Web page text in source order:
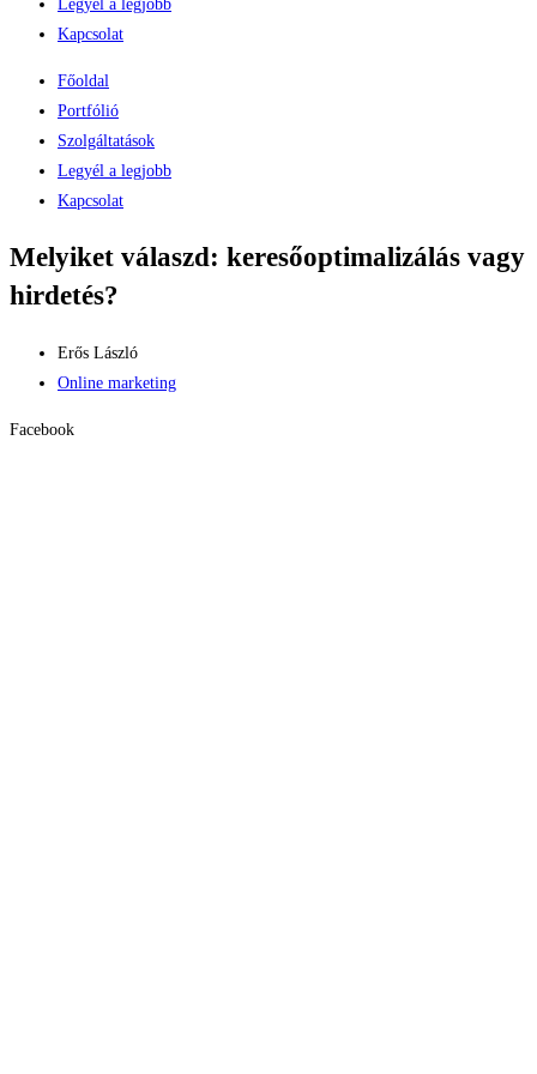
Legyél a legjobb
Kapcsolat
Főoldal
Portfólió
Szolgáltatások
Legyél a legjobb
Kapcsolat
Melyiket válaszd: keresőoptimalizálás vagy
hirdetés?
Erős László
Online marketing
Facebook